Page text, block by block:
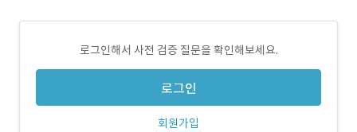
로그인해서 사전 검증 질문을 확인해보세요.
로그인
회원가입